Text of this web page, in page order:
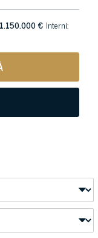
1.150.000 € Interni: